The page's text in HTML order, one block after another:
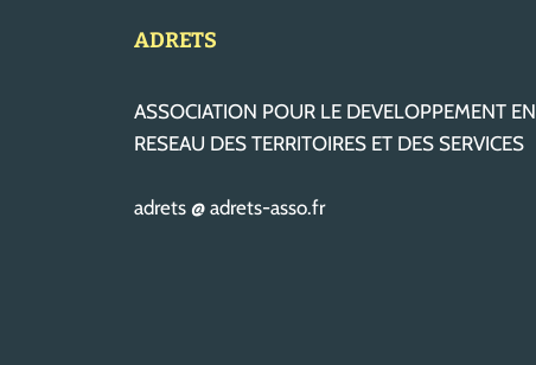
ADRETS
ASSOCIATION POUR LE DEVELOPPEMENT EN
RESEAU DES TERRITOIRES ET DES SERVICES
adrets @ adrets-asso.fr